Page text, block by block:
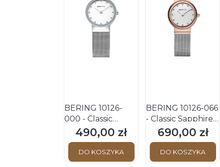
BERING 10126-
000 - Classic
Sapphire - Damski
- Zegarek
kwarcowy
Cena
490,00 zł
DO KOSZYKA
BERING 10126-066
- Classic Sapphire -
Damski - Zegarek
kwarcowy
Cena
690,00 zł
DO KOSZYKA